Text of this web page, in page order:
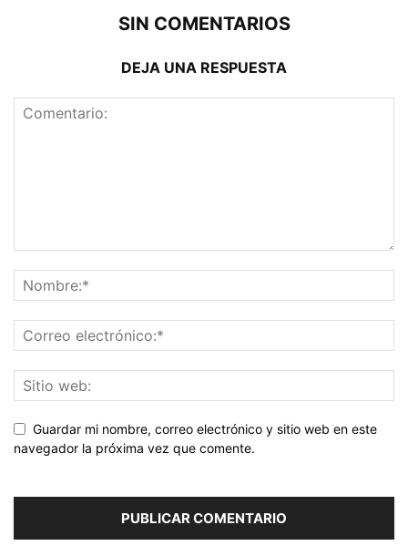
SIN COMENTARIOS
DEJA UNA RESPUESTA
Guardar mi nombre, correo electrónico y sitio web en este
navegador la próxima vez que comente.